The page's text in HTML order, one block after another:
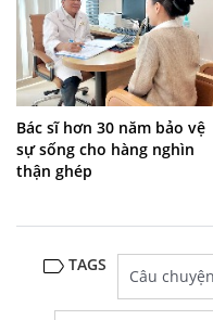
Bác sĩ hơn 30 năm bảo vệ
sự sống cho hàng nghìn
thận ghép
TAGS
Câu